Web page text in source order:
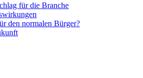
für die Branche
den normalen Bürger?